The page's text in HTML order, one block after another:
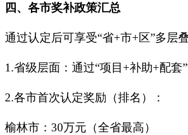
四、各市奖补政策汇总
通过认定后可享受“省+市+区”多层
1.省级层面：通过“项目+补助+配套
2.各市首次认定奖励（排名）：
榆林市： 30万元（全省最高）